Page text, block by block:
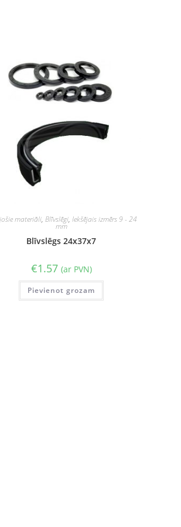
materiāli, Blīvslēgi, Iekšējais izmērs 9 - 24
mm
Blīvslēgs 24x37x7
€1.57 (ar PVN)
Pievienot grozam